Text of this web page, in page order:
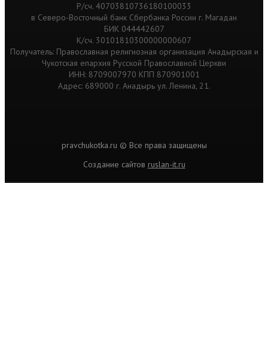
Р/сч. 40703810736180100033
в Северо-Восточный банк Сбербанка России г. Магадан
БИК 044442607
К/сч. 30101810300000000607
Получатель: Православная религиозная организация Анадырская и
Чукотская епархия Русской Православной Церкви
ИНН: 8709007970 КПП 870901001
Адрес: 689000 г. Анадырь ул. Ленина, 21.
pravchukotka.ru © Все права защищены
Cоздание сайтов ruslan-it.ru